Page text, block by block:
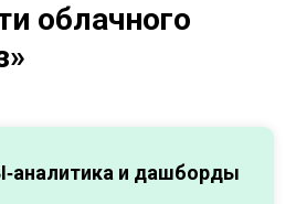
облачного
и дашборды